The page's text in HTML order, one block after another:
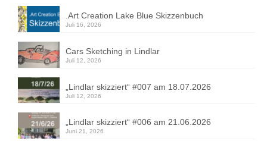
.Art Creation Lake Blue Skizzenbuch
Juli 16, 2026
Cars Sketching in Lindlar
Juli 12, 2026
„Lindlar skizziert“ #007 am 18.07.2026
Juli 12, 2026
„Lindlar skizziert“ #006 am 21.06.2026
Juni 21, 2026